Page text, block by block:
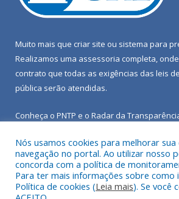
Muito mais que criar site ou sistema para
Realizamos uma assessoria completa,
contrato que todas as exigências das leis
pública serão atendidas.
Conheça o PNTP e o Radar da
Todos os direitos reservados a Câmara
Moz.
Nós usamos cookies para melhorar sua
navegação no portal. Ao utilizar nosso
concorda com a política de
Para ter mais informações sobre como
Política de cookies (Leia mais). Se você